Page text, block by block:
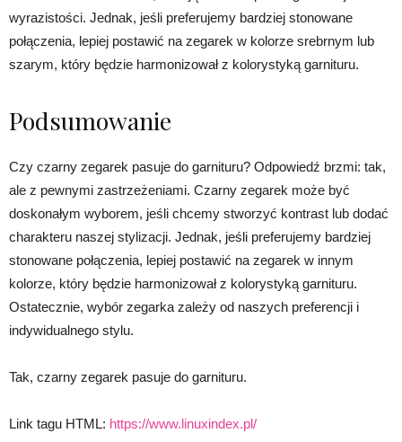
wyrazistości. Jednak, jeśli preferujemy bardziej stonowane
połączenia, lepiej postawić na zegarek w kolorze srebrnym lub
szarym, który będzie harmonizował z kolorystyką garnituru.
Podsumowanie
Czy czarny zegarek pasuje do garnituru? Odpowiedź brzmi: tak,
ale z pewnymi zastrzeżeniami. Czarny zegarek może być
doskonałym wyborem, jeśli chcemy stworzyć kontrast lub dodać
charakteru naszej stylizacji. Jednak, jeśli preferujemy bardziej
stonowane połączenia, lepiej postawić na zegarek w innym
kolorze, który będzie harmonizował z kolorystyką garnituru.
Ostatecznie, wybór zegarka zależy od naszych preferencji i
indywidualnego stylu.
Tak, czarny zegarek pasuje do garnituru.
Link tagu HTML: https://www.linuxindex.pl/